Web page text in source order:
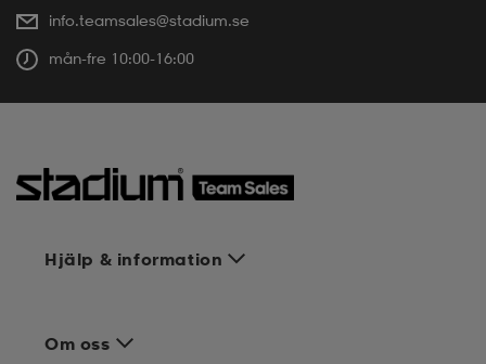
info.teamsales@stadium.se
mån-fre 10:00-16:00
Hjälp & information
Om oss